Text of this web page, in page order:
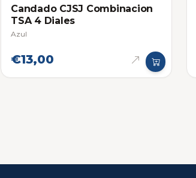
Candado CJSJ Combinacion
TSA 4 Diales
Azul
€13,00